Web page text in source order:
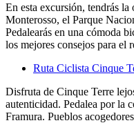
En esta excursión, tendrás
Monterosso, el Parque
Pedalearás en una cómoda
los mejores consejos para el
Ruta Ciclista Cinque
Disfruta de Cinque Terre
autenticidad. Pedalea por la
Framura. Pueblos